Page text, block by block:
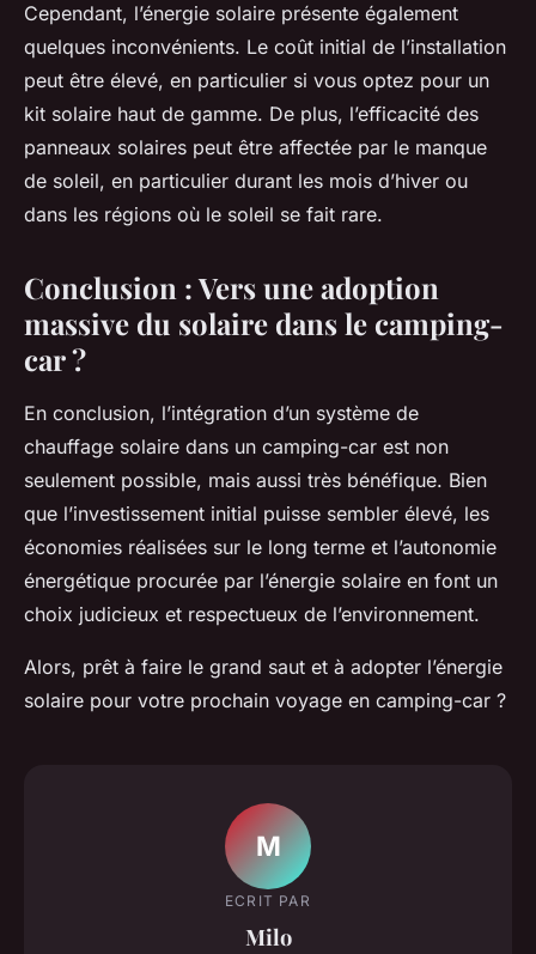
Cependant, l’énergie solaire présente également
quelques inconvénients. Le coût initial de l’installation
peut être élevé, en particulier si vous optez pour un
kit solaire haut de gamme. De plus, l’efficacité des
panneaux solaires peut être affectée par le manque
de soleil, en particulier durant les mois d’hiver ou
dans les régions où le soleil se fait rare.
Conclusion : Vers une adoption
massive du solaire dans le camping-
car ?
En conclusion, l’intégration d’un système de
chauffage solaire dans un camping-car est non
seulement possible, mais aussi très bénéfique. Bien
que l’investissement initial puisse sembler élevé, les
économies réalisées sur le long terme et l’autonomie
énergétique procurée par l’énergie solaire en font un
choix judicieux et respectueux de l’environnement.
Alors, prêt à faire le grand saut et à adopter l’énergie
solaire pour votre prochain voyage en camping-car ?
M
ECRIT PAR
Milo